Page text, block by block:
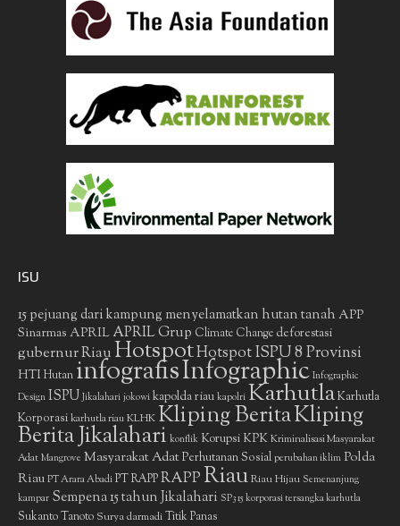
ISU
15 pejuang dari kampung menyelamatkan hutan tanah APP
Sinarmas APRIL APRIL Grup Climate Change deforestasi
gubernur RiauHotspotHotspot ISPU 8 Provinsi
HTIHutan infografisInfographic Infographic
Design ISPU Jikalahari jokowi kapolda riau kapolri KarhutlaKarhutla
Korporasikarhutla riauKLHKKliping BeritaKliping
Berita Jikalahari konflik Korupsi KPKKriminalisasi Masyarakat
Adat Mangrove Masyarakat AdatPerhutanan Sosial perubahan iklim Polda
Riau PT Arara Abadi PT RAPPRAPPRiauRiau Hijau Semenanjung
kampar Sempena 15 tahun Jikalahari SP3 15 korporasi tersangka karhutla
Sukanto Tanoto Surya darmadiTitik Panas